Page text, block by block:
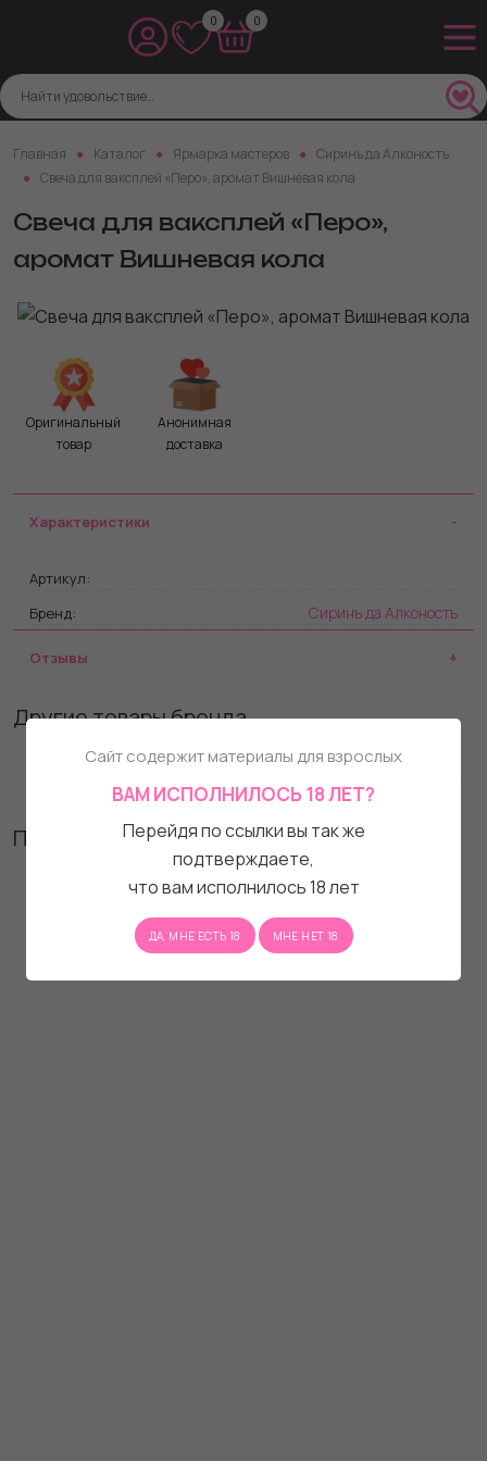
0 0
Главная Каталог Ярмарка мастеров
Сиринъ да Алконостъ
Свеча для ваксплей «Перо», аромат Вишневая кола
Свеча для ваксплей «Перо»,
аромат Вишневая кола
Оригинальный
товар
Анонимная
доставка
Характеристики
Артикул:
Бренд:
Сиринъ да Алконостъ
Отзывы
Другие товары бренда
Похожие товары
Сайт содержит материалы для взрослых
ВАМ ИСПОЛНИЛОСЬ 18 ЛЕТ?
Перейдя по ссылки вы так же
подтверждаете,
что вам исполнилось 18 лет
ДА, МНЕ ЕСТЬ 18 МНЕ НЕТ 18